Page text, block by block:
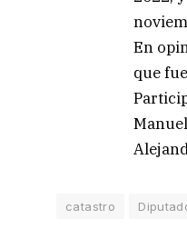
En
que
catastro